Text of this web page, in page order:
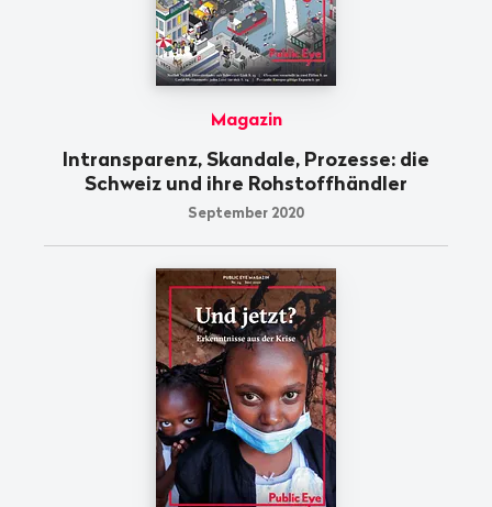
Magazin
Intransparenz, Skandale, Prozesse: die
Schweiz und ihre Rohstoffhändler
September 2020